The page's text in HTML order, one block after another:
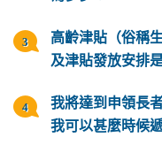
高齡津貼（俗稱
及津貼發放安排
我將達到申領長
我可以甚麼時候